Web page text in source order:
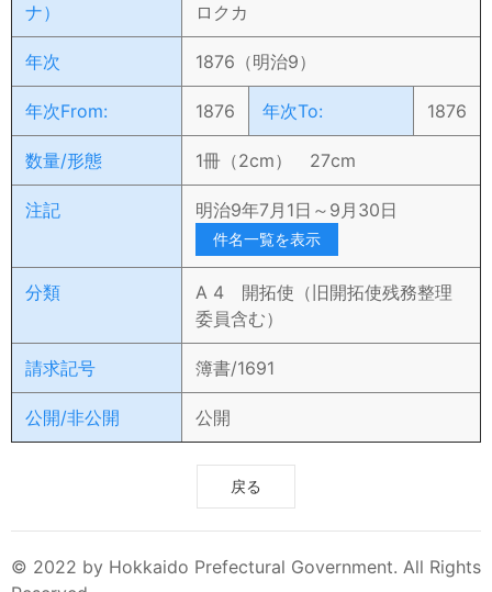
ナ）
ロクカ
年次 1876（明治9）
年次From: 1876 年次To: 1876
数量/形態 1冊（2cm） 27cm
注記 明治9年7月1日～9月30日
件名一覧を表示
分類
A 4 開拓使（旧開拓使残務整理
委員含む）
請求記号 簿書/1691
公開/非公開 公開
戻る
© 2022 by Hokkaido Prefectural Government. All Rights